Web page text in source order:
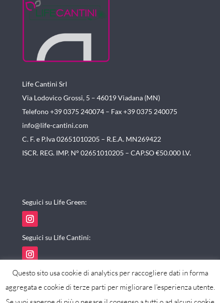
Life Cantini Srl
Via Lodovico Grossi, 5 – 46019Viadana (MN)
Telefono +39 0375 240074 – Fax +39 0375 240075
info@life-cantini.com
C. F. e P.Iva 02651010205 – R.E.A. MN269422
ISCR. REG. IMP. N° 02651010205 – CAP.SO €50.000 I.V.
Seguici su Life Green:
Seguici su Life Cantini:
Questo sito usa cookie di analytics per raccogliere dati in forma
aggregata e cookie di terze parti per migliorare l’esperienza utente.